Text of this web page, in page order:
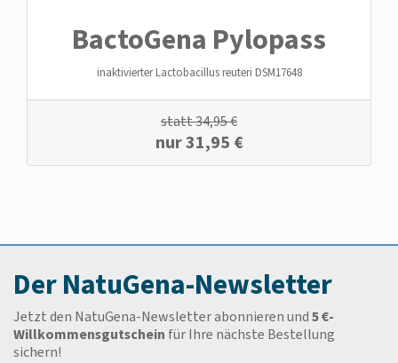
BactoGena Pylopass
inaktivierter Lactobacillus reuteri DSM17648
statt34,95€
nur31,95 €
Der NatuGena-Newsletter
Jetzt den NatuGena-Newsletter abonnieren und5 €-
Willkommensgutschein für Ihre nächste Bestellung
sichern!